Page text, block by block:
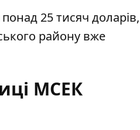
25 тисяч доларів,
району вже
МСЕК